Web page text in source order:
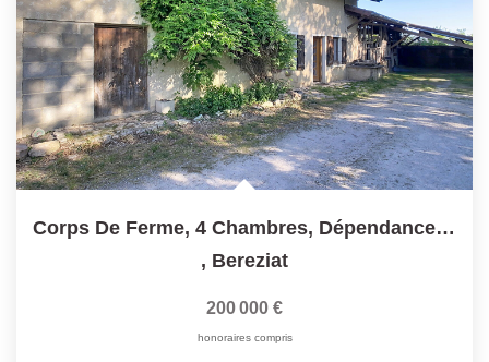
Corps De Ferme, 4 Chambres, Dépendances - 01560 SERVIGNAT
, Bereziat
200 000 €
honoraires compris